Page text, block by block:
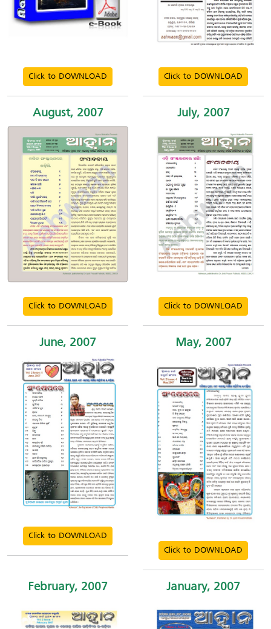
Click to DOWNLOAD Click to DOWNLOAD
August, 2007
Click to DOWNLOAD
July, 2007
Click to DOWNLOAD
June, 2007
Click to DOWNLOAD
May, 2007
Click to DOWNLOAD
February, 2007 January, 2007